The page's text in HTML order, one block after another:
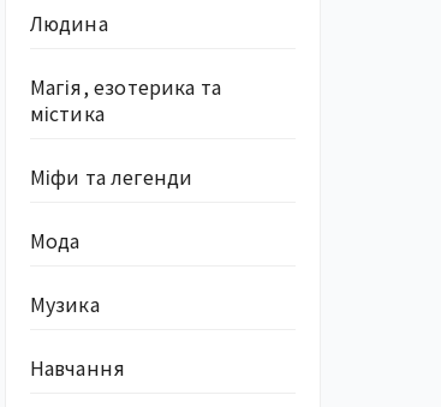
Людина
Магія, езотерика та
містика
Міфи та легенди
Мода
Музика
Навчання